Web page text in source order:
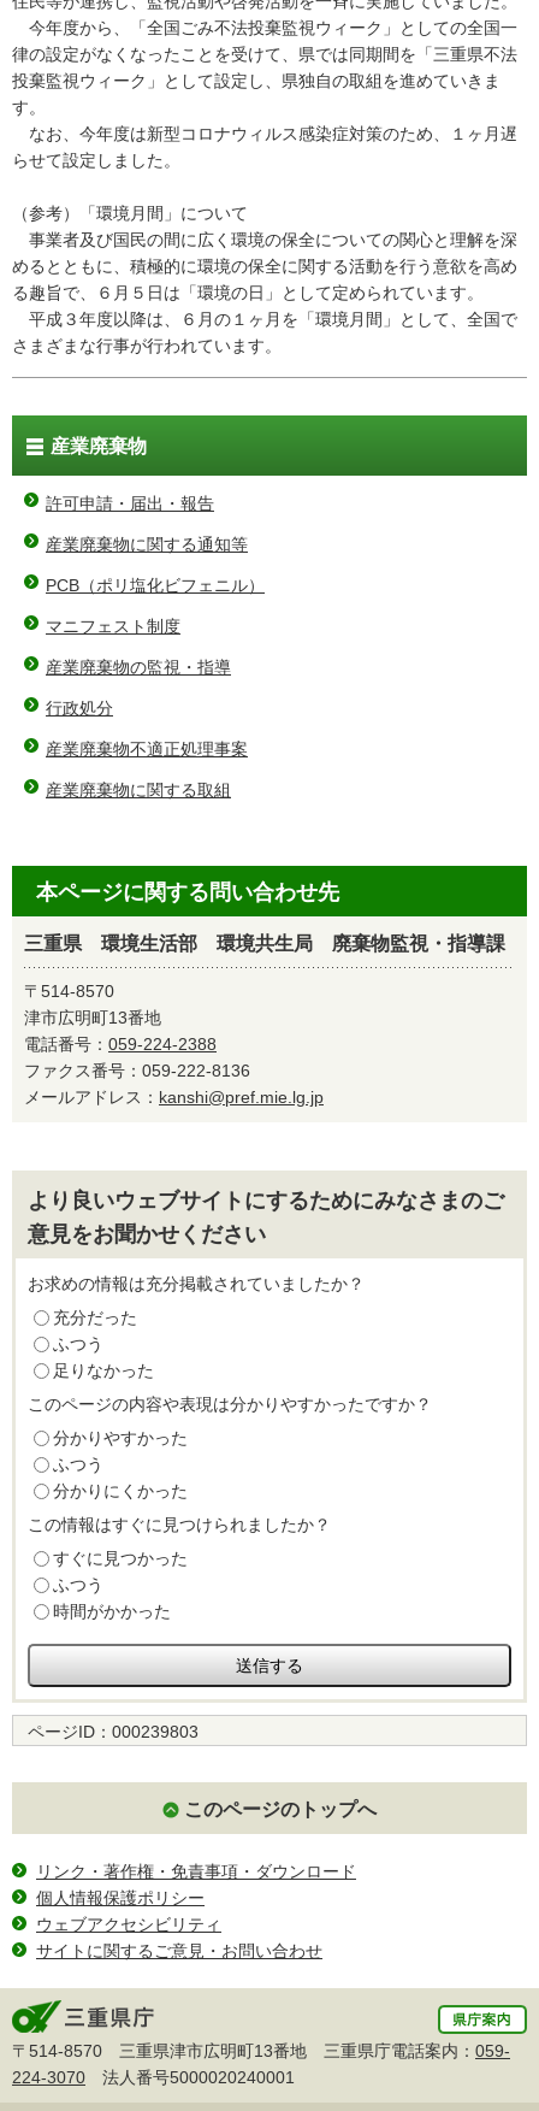
今年度から、「全国ごみ不法投棄監視ウィーク」としての全国一
律の設定がなくなったことを受けて、県では同期間を「三重県不法
投棄監視ウィーク」として設定し、県独自の取組を進めていきま
す。
なお、今年度は新型コロナウィルス感染症対策のため、１ヶ月遅
らせて設定しました。
（参考）「環境月間」について
事業者及び国民の間に広く環境の保全についての関心と理解を深
めるとともに、積極的に環境の保全に関する活動を行う意欲を高め
る趣旨で、６月５日は「環境の日」として定められています。
平成３年度以降は、６月の１ヶ月を「環境月間」として、全国で
さまざまな行事が行われています。
産業廃棄物
許可申請・届出・報告
産業廃棄物に関する通知等
PCB（ポリ塩化ビフェニル）
マニフェスト制度
産業廃棄物の監視・指導
行政処分
産業廃棄物不適正処理事案
産業廃棄物に関する取組
本ページに関する問い合わせ先
三重県 環境生活部 環境共生局 廃棄物監視・指導課
〒514-8570
津市広明町13番地
電話番号： 059-224-2388
ファクス番号：059-222-8136
メールアドレス： kanshi@pref.mie.lg.jp
より良いウェブサイトにするためにみなさまのご
意見をお聞かせください
お求めの情報は充分掲載されていましたか？
充分だった
ふつう
足りなかった
このページの内容や表現は分かりやすかったですか？
分かりやすかった
ふつう
分かりにくかった
この情報はすぐに見つけられましたか？
すぐに見つかった
ふつう
時間がかかった
ページID： 000239803
このページのトップへ
リンク・著作権・免責事項・ダウンロード
個人情報保護ポリシー
ウェブアクセシビリティ
サイトに関するご意見・お問い合わせ
〒514-8570 三重県津市広明町13番地 三重県庁電話案内： 059-
224-3070 法人番号5000020240001